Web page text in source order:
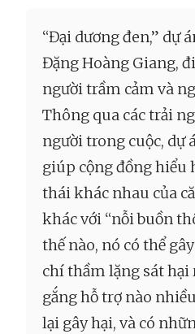
“Đại dương đen,” dự
Đặng Hoàng Giang,
người trầm cảm và
Thông qua các trải
người trong cuộc, dự
giúp cộng đồng hiểu
thái khác nhau của
khác với “nỗi buồn
thế nào, nó có thể
chí thầm lặng sát hại
gắng hỗ trợ nào
lại gây hại, và có